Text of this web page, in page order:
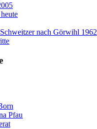
nach Görwihl 1962
Pfau